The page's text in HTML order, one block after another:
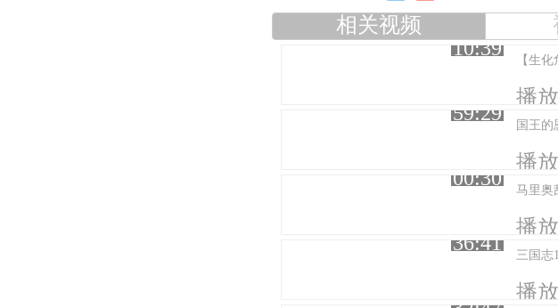
相关视频
10:39
【生
播
59:29
国王的
播
00:30
马里奥
播
36:41
三国志
播